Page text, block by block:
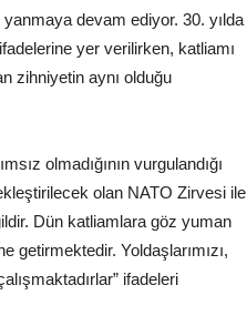
devam ediyor. 30. yılda
yer verilirken, katliamı
zihniyetin aynı olduğu
olmadığının vurgulandığı
olan NATO Zirvesi ile
Dün katliamlara göz yuman
getirmektedir. Yoldaşlarımızı,
ifadeleri